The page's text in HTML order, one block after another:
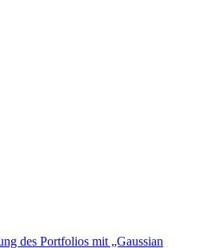
des Portfolios mit „Gaussian